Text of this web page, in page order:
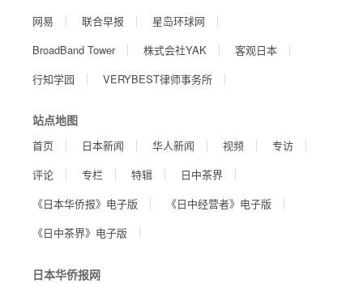
网易
联合早报
星岛环球网
BroadBand Tower
株式会社YAK
客观日本
行知学园
VERYBEST律师事务所
站点地图
首页 日本新闻 华人新闻 视频
专访
评论
专栏 特辑
日中茶界
《日本华侨报》电子版
《日中经营者》电子版
《日中茶界》电子版
日本华侨报网